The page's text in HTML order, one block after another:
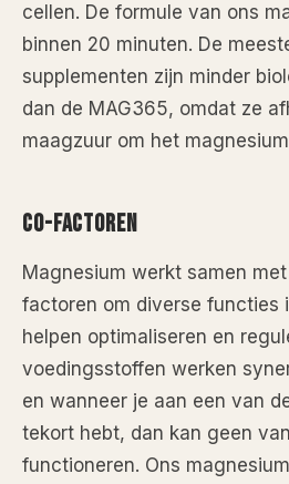
cellen. De formule van ons
binnen 20 minuten. De
supplementen zijn minder
dan de MAG365, omdat ze
maagzuur om het
CO-FACTOREN
Magnesium werkt samen
factoren om diverse functies
helpen optimaliseren en
voedingsstoffen werken
en wanneer je aan een van
tekort hebt, dan kan geen
functioneren. Ons